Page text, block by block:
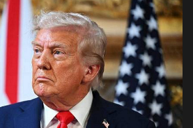
5.6 մլրդ դրամ
պետության